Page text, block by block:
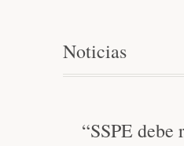
Mesa Directiva y
Noticias
“SSPE debe